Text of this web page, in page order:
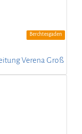
Berchtesgaden
Verena Groß